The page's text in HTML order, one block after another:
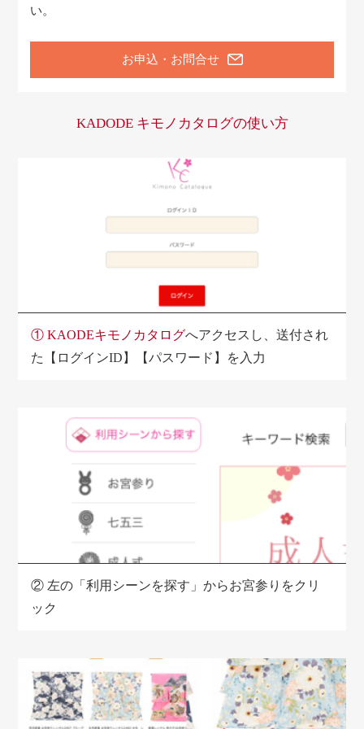
い。
お申込・お問合せ
KADODE キモノカタログの使い方
① KAODEキモノカタログへアクセスし、送付され
た【ログインID】【パスワード】を入力
② 左の「利用シーンを探す」からお宮参りをクリ
ック